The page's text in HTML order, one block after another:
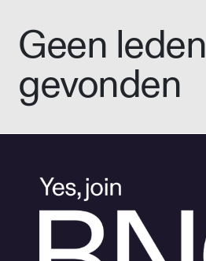
Geen leden
gevonden